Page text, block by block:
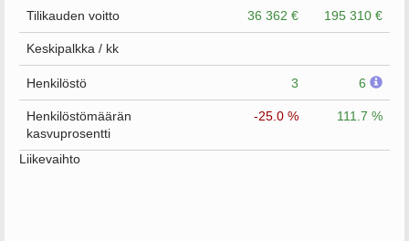
Tilikauden voitto 36 362 € 195 310 €
Keskipalkka / kk
Henkilöstö 3 6
Henkilöstömäärän
kasvuprosentti
-25.0 % 111.7 %
Liikevaihto